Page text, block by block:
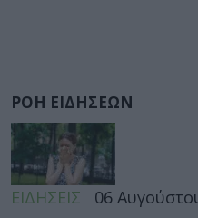
ΡΟΗ ΕΙΔΗΣΕΩΝ
ΕΙΔΗΣΕΙΣ 06